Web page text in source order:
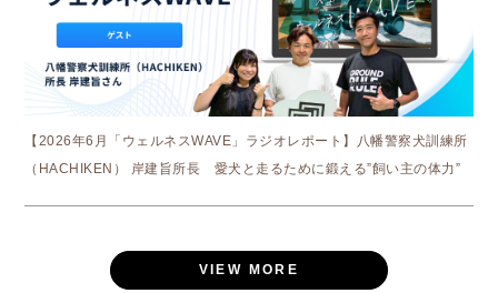
【2026年6月「ウェルネスWAVE」ラジオレポート】八幡警察犬訓練所
（HACHIKEN） 岸建旨所長 愛犬と走るために鍛える”飼い主の体力”
VIEW MORE